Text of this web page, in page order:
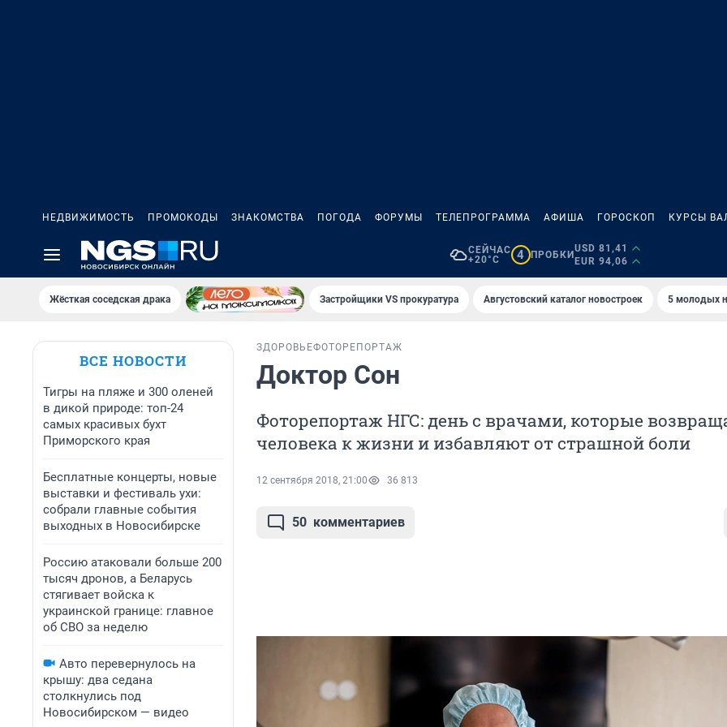
НЕДВИЖИМОСТЬ ПРОМОКОДЫ ЗНАКОМСТВА ПОГОДА ФОРУМЫ ТЕЛЕПРОГРАММА АФИША ГОРОСКОП КУРСЫ
СЕЙЧАС
+20°C
4 ПРОБКИ
USD 81,41
EUR 94,06
Жёсткая соседская драка Застройщики VS прокуратура Августовский каталог новостроек 5 молодых
ВСЕ НОВОСТИ
Тигры на пляже и 300 оленей
в дикой природе: топ-24
самых красивых бухт
Приморского края
Бесплатные концерты, новые
выставки и фестиваль ухи:
собрали главные события
выходных в Новосибирске
Россию атаковали больше 200
тысяч дронов, а Беларусь
стягивает войска к
украинской границе: главное
об СВО за неделю
Авто перевернулось на
крышу: два седана
столкнулись под
Новосибирском — видео
ЗДОРОВЬЕФОТОРЕПОРТАЖ
Доктор Сон
Фоторепортаж НГС: день с врачами, которые
человека к жизни и избавляют от страшной боли
12 сентября 2018, 21:00 36 813
50 комментариев